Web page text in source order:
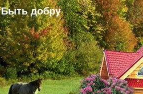
Быть добру